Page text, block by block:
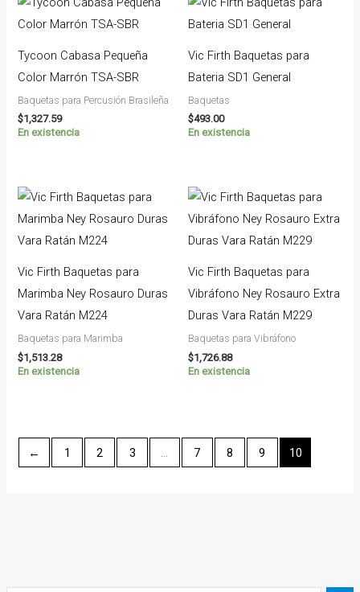
Tycoon Cabasa Pequeña
Color Marrón TSA-SBR
Baquetas para Percusión Brasileña
$1,327.59
En existencia
Vic Firth Baquetas para
Bateria SD1 General
Baquetas
$493.00
En existencia
Vic Firth Baquetas para
Marimba Ney Rosauro Duras
Vara Ratán M224
Baquetas para Marimba
$1,513.28
En existencia
Vic Firth Baquetas para
Vibráfono Ney Rosauro Extra
Duras Vara Ratán M229
Baquetas para Vibráfono
$1,726.88
En existencia
← 1 2 3 7 8 9 10